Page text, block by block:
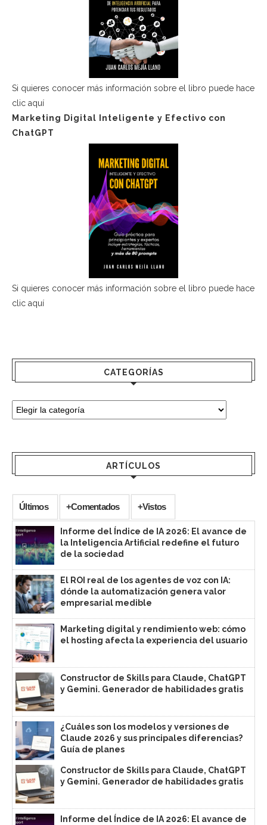
Si quieres conocer más información sobre el libro puede hace
clic aquí
Marketing Digital Inteligente y Efectivo con
ChatGPT
Si quieres conocer más información sobre el libro puede hace
clic aquí
CATEGORÍAS
ARTÍCULOS
Últimos +Comentados +Vistos
Informe del Índice de IA 2026: El avance de
la Inteligencia Artificial redefine el futuro
de la sociedad
El ROI real de los agentes de voz con IA:
dónde la automatización genera valor
empresarial medible
Marketing digital y rendimiento web: cómo
el hosting afecta la experiencia del usuario
Constructor de Skills para Claude, ChatGPT
y Gemini. Generador de habilidades gratis
¿Cuáles son los modelos y versiones de
Claude 2026 y sus principales diferencias?
Guía de planes
Constructor de Skills para Claude, ChatGPT
y Gemini. Generador de habilidades gratis
Informe del Índice de IA 2026: El avance de